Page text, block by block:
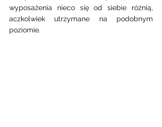
wyposażenia nieco się od siebie różnią,
aczkolwiek utrzymane na podobnym
poziomie.